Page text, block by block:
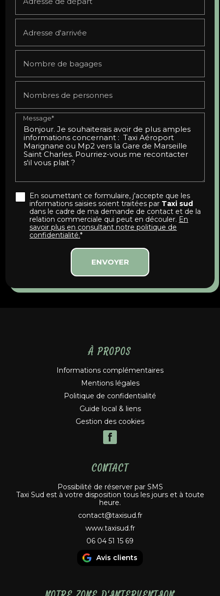
Adresse d'arrivée
Nombre de bagages
Nombres de personnes
Message*
En soumettant ce formulaire, j'accepte que les
informations saisies soient traitées par Taxi sud
dans le cadre de ma demande de contact et de la
relation commerciale qui peut en découler. En
savoir plus en consultant notre politique de
confidentialité.*
À PROPOS
Informations complémentaires
Mentions légales
Politique de confidentialité
Guide local & liens
Gestion des cookies
CONTACT
Possibilité de réserver par SMS
Taxi Sud est à votre disposition tous les jours et à toute
heure.
contact@taxisud.fr
www.taxisud.fr
06 04 51 15 69
Avis clients